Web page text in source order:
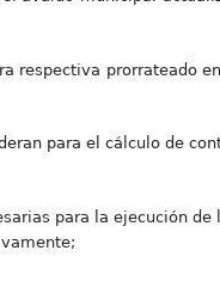
respectiva prorrateado
para el cálculo de
para la ejecución